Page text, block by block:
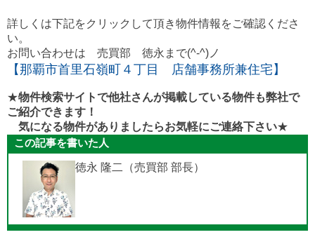
詳しくは下記をクリックして頂き物件情報をご確認くださ
い。
お問い合わせは 売買部 徳永まで(^-^)ノ
【那覇市首里石嶺町４丁目 店舗事務所兼住宅】
★物件検索サイトで他社さんが掲載している物件も弊社で
ご紹介できます！
気になる物件がありましたらお気軽にご連絡下さい★
この記事を書いた人
徳永 隆二（売買部 部長）